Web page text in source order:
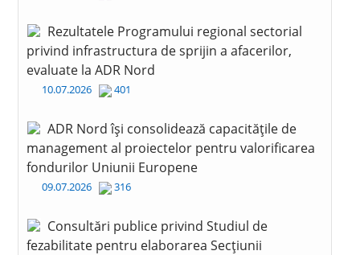
Rezultatele Programului regional sectorial
privind infrastructura de sprijin a afacerilor,
evaluate la ADR Nord
10.07.2026 401
ADR Nord își consolidează capacitățile de
management al proiectelor pentru valorificarea
fondurilor Uniunii Europene
09.07.2026 316
Consultări publice privind Studiul de
fezabilitate pentru elaborarea Secțiunii